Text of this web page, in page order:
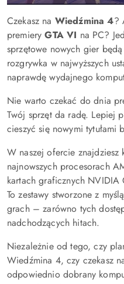
Czekasz na Wiedźmina 4?
premieryGTA VI na PC?
sprzętowe nowych gier
rozgrywka w najwyższych
naprawdę wydajnego
Nie warto czekać do dnia
Twój sprzęt da radę. Lepiej
cieszyć się nowymi tytułami
W naszej ofercie znajdziesz
najnowszych procesorach
kartach graficznych NVIDIA
To zestawy stworzone z
grach – zarówno tych
nadchodzących hitach.
Niezależnie od tego, czy
Wiedźmina 4, czy czekasz
odpowiednio dobrany